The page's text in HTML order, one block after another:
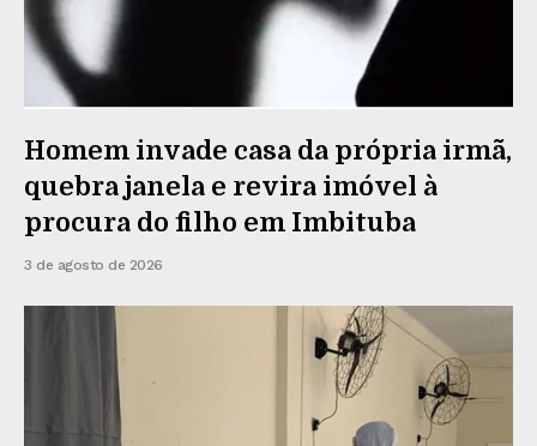
Homem invade casa da própria irmã,
quebra janela e revira imóvel à
procura do filho em Imbituba
3 de agosto de 2026